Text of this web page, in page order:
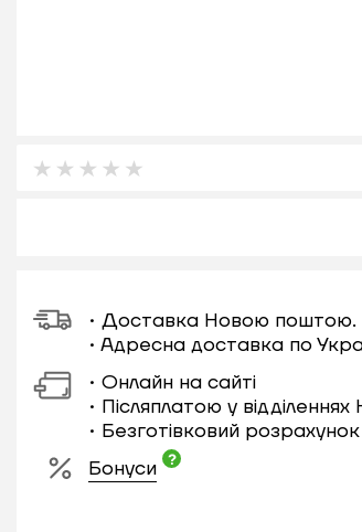
• Доставка Новою поштою.
• Адресна доставка по
• Онлайн на сайті
• Післяплатою у
• Безготівковий
Бонуси